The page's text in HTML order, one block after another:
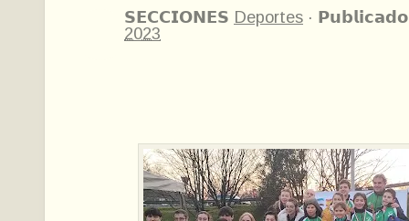
𝗦𝗘𝗖𝗖𝗜𝗢𝗡𝗘𝗦 Deportes ·
2023